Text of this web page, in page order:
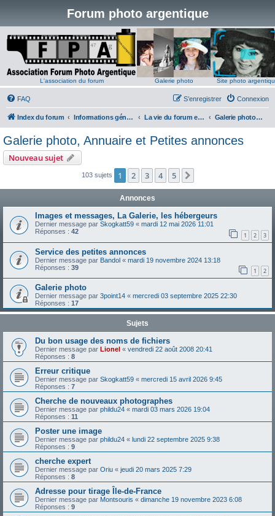
Forum photo argentique
L'association du forum Galerie photo Site photo
FAQ Connexion
S’enregistrer
Index du forum Informations générales La vie du forum et du site Galerie photo, Annuaire et Petites annonces
Galerie photo, Annuaire et Petites annonces
Nouveau sujet
103 sujets 1 2 3 4 5
Annonces
Images et messages, La Galerie, les hébergeurs
Dernier message par Skogkatt59 « mardi 12 mai 2026 11:01
Réponses : 42 1 2 3
Service des petites annonces
Dernier message par Bandol « mardi 19 novembre 2024 13:18
Réponses : 39 1 2
Galerie photo
Dernier message par 3point14 « mercredi 03 septembre 2025 22:30
Réponses : 17
Sujets
Du bon usage des noms de fichiers
Dernier message par Lionel « vendredi 22 août 2008 20:41
Réponses : 8
Erreur critique
Dernier message par Skogkatt59 « mercredi 15 avril 2026 9:45
Réponses : 7
Cherche de nouveaux photographes
Dernier message par phildu24 « mardi 03 mars 2026 19:04
Réponses : 11
Poster une image
Dernier message par phildu24 « lundi 22 septembre 2025 9:38
Réponses : 9
cherche expert
Dernier message par Oriu « jeudi 20 mars 2025 7:29
Réponses : 8
Adresse pour tirage Île-de-France
Dernier message par Montsouris « dimanche 19 novembre 2023 6:08
Réponses : 9